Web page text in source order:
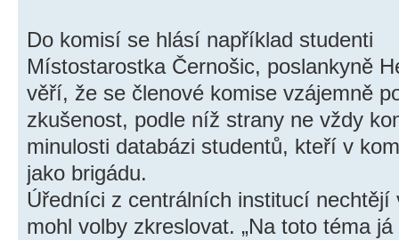
Do komisí se hlásí například studenti
Místostarostka Černošic, poslankyně
věří, že se členové komise vzájemně
zkušenost, podle níž strany ne vždy
minulosti databázi studentů, kteří v
jako brigádu.
Úředníci z centrálních institucí nechtějí
mohl volby zkreslovat. „Na toto téma